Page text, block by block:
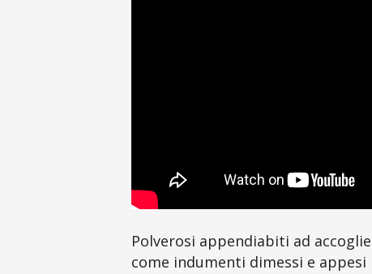
Polverosi appendiabiti ad
come indumenti dimessi e